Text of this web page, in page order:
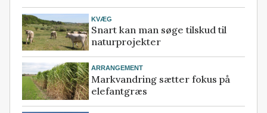
KVÆG
Snart kan man søge tilskud til
naturprojekter
ARRANGEMENT
Markvandring sætter fokus på
elefantgræs